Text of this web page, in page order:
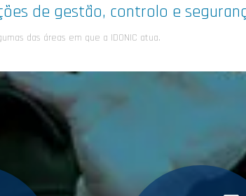
de gestão, controlo e
das áreas em que a IDONIC atua.